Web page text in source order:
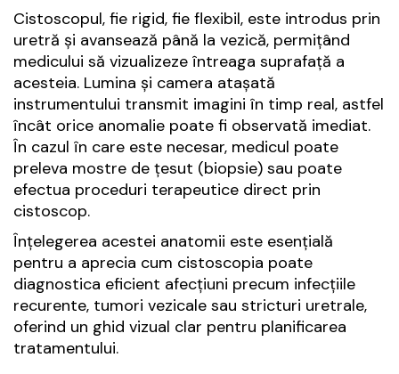
Cistoscopul, fie rigid, fie flexibil, este introdus prin
uretră și avansează până la vezică, permițând
medicului să vizualizeze întreaga suprafață a
acesteia. Lumina și camera atașată
instrumentului transmit imagini în timp real, astfel
încât orice anomalie poate fi observată imediat.
În cazul în care este necesar, medicul poate
preleva mostre de țesut (biopsie) sau poate
efectua proceduri terapeutice direct prin
cistoscop.
Înțelegerea acestei anatomii este esențială
pentru a aprecia cum cistoscopia poate
diagnostica eficient afecțiuni precum infecțiile
recurente, tumori vezicale sau stricturi uretrale,
oferind un ghid vizual clar pentru planificarea
tratamentului.